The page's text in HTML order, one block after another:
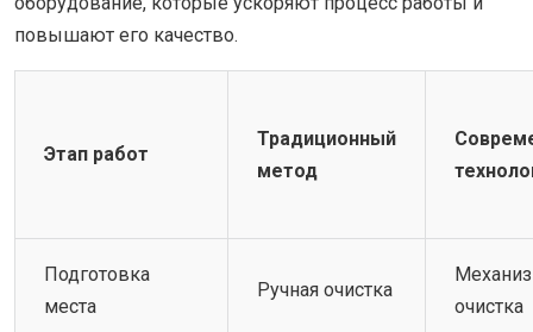
повышают его качество.
Этап работ
Традиционный
метод
Подготовка
места
Ручная очистка
очистка